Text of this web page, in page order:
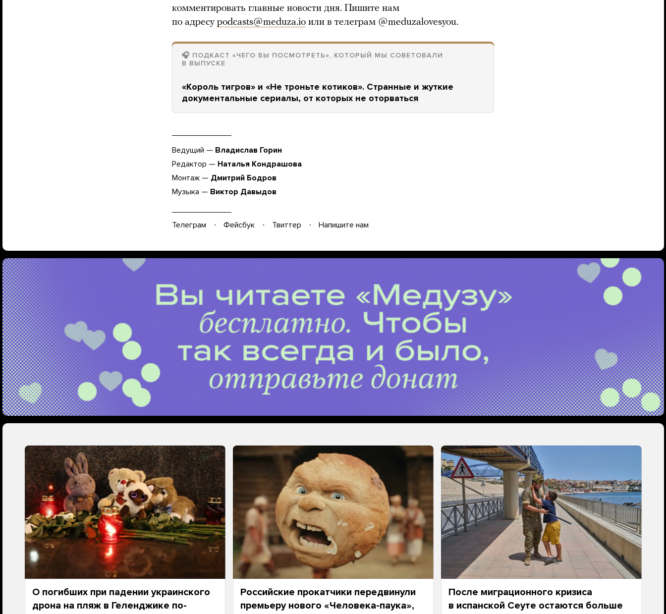
комментировать главные новости дня. Пишите нам
по адресу podcasts@meduza.io или в телеграм @meduzalovesyou.
🎧 ПОДКАСТ «ЧЕГО БЫ ПОСМОТРЕТЬ», КОТОРЫЙ МЫ СОВЕТОВАЛИ
В ВЫПУСКЕ
«Король тигров» и «Не троньте котиков». Странные и жуткие
документальные сериалы, от которых не оторваться
Ведущий — Владислав Горин
Редактор — Наталья Кондрашова
Монтаж — Дмитрий Бодров
Музыка — Виктор Давыдов
Телеграм Фейсбук Твиттер Напишите нам
О погибших при падении украинского
дрона на пляж в Геленджике по-
Российские прокатчики передвинули
премьеру нового «Человека-паука»,
После миграционного кризиса
в испанской Сеуте остаются больше